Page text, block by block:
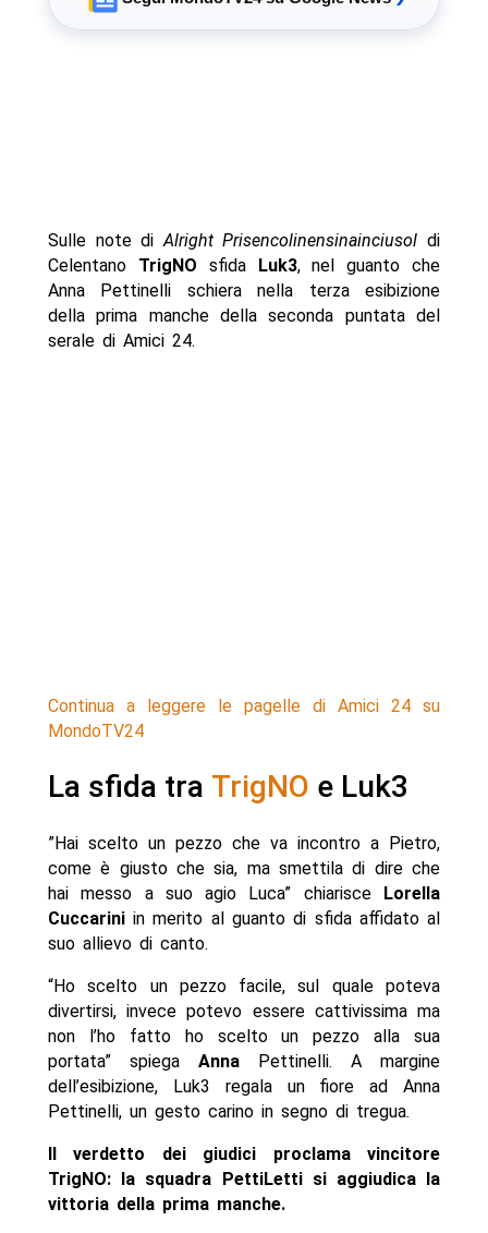
Sulle note diAlright Prisencolinensinainciusol di
Celentano TrigNO sfida Luk3, nel guanto che
Anna Pettinelli schiera nella terza esibizione
della prima manche della seconda puntata del
serale di Amici 24.
Continua a leggere le pagelle di Amici 24 su
MondoTV24
La sfida tra TrigNO e Luk3
”Hai scelto un pezzo che va incontro a Pietro,
come è giusto che sia, ma smettila di dire che
hai messo a suo agio Luca” chiarisce Lorella
Cuccariniin merito al guanto di sfida affidato al
suo allievo di canto.
“Ho scelto un pezzo facile, sul quale poteva
divertirsi, invece potevo essere cattivissima ma
non l’ho fatto ho scelto un pezzo alla sua
portata” spiega AnnaPettinelli. A margine
dell’esibizione, Luk3 regala un fiore ad Anna
Pettinelli, un gesto carino in segno di tregua.
Il verdetto dei giudici proclama vincitore
TrigNO: la squadra PettiLetti si aggiudica la
vittoria della prima manche.